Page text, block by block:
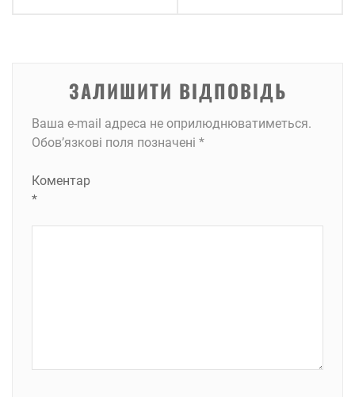
ЗАЛИШИТИ ВІДПОВІДЬ
Ваша e-mail адреса не оприлюднюватиметься.
Обов’язкові поля позначені *
Коментар
*